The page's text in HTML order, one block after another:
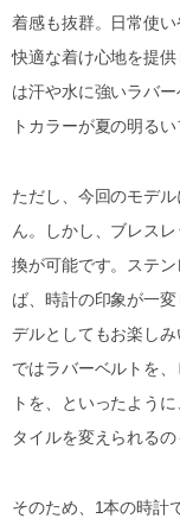
着感も抜群。日常使い
快適な着け心地を提
は汗や水に強いラバ
トカラーが夏の明る
ただし、今回のモデ
ん。しかし、ブレス
換が可能です。ステ
ば、時計の印象が一
デルとしてもお楽し
ではラバーベルトを
トを、といったよう
タイルを変えられる
そのため、1本の時計